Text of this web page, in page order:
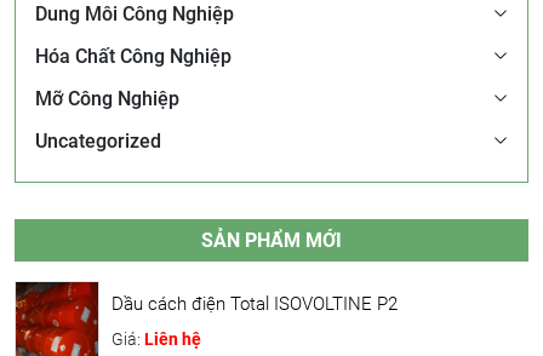
Dung Môi Công Nghiệp
Hóa Chất Công Nghiệp
Mỡ Công Nghiệp
Uncategorized
SẢN PHẨM MỚI
Dầu cách điện Total ISOVOLTINE P2
Giá: Liên hệ